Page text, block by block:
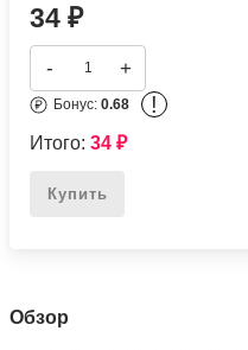
34₽
- +
Бонус:0.68 !
Итого:34₽
Купить
Обзор